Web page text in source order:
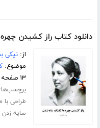
دانلود کتاب راز کشیدن
از:نیکی
موضوع:
۱۳ صفحه
طراحی با
سایه زدن